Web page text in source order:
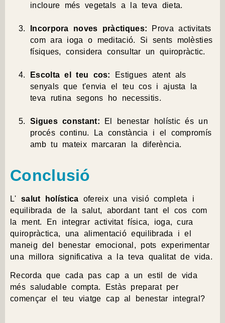
incloure més vegetals a la teva dieta.
Incorpora noves pràctiques: Prova activitats
com ara ioga o meditació. Si sents molèsties
físiques, considera consultar un quiropràctic.
Escolta el teu cos:
Estigues atent als
senyals que t'envia el teu cos i ajusta la
teva rutina segons ho necessitis.
Sigues constant: El benestar holístic és un
procés continu. La constància i el compromís
amb tu mateix marcaran la diferència.
Conclusió
L' salut holística ofereix una visió completa i
equilibrada de la salut, abordant tant el cos com
la ment. En integrar activitat física, ioga, cura
quiropràctica, una alimentació equilibrada i el
maneig del benestar emocional, pots experimentar
una millora significativa a la teva qualitat de vida.
Recorda que cada pas cap a un estil de vida
més saludable compta. Estàs preparat per
començar el teu viatge cap al benestar integral?